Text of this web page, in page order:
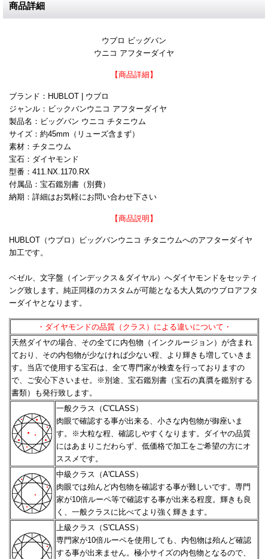
商品詳細
ウブロ ビッグバン
ウニコ アフターダイヤ
【商品詳細】
ブランド：HUBLOT | ウブロ
ジャンル：ビックバンウニコ アフターダイヤ
製品名：ビッグバン ウニコ チタニウム
サイズ：約45mm（リューズ含まず）
素材：チタニウム
宝石：ダイヤモンド
型番：411.NX.1170.RX
付属品：宝石鑑別書（別費）
納期：詳細はお気軽にお問い合わせ下さい
【商品説明】
HUBLOT（ウブロ）ビッグバンウニコ チタニウムへのアフターダイヤ
加工です。
ベゼル、文字盤（インデックス＆ダイヤル）へダイヤモンドをセッティ
ング致します。純正同様のカスタムが可能となる大人気のウブロアフタ
ーダイヤとなります。
・ダイヤモンドの品質（クラス）による違いについて・
天然ダイヤの場合、その全てに内包物（インクルージョン）が含まれ
ており、その内包物が少なければ少ない程、 より輝きも増していきま
す。当店で使用する宝石は、全て専門家が検査を行っておりますの
で、ご安心下さいませ。
※別途、宝石鑑別書（宝石の真贋を鑑別する
書類）も発行致します。
一般クラス（C'CLASS）
肉眼で確認する事が出来る、小さな内包物が御座いま
す。※大粒な程、確認しやすくなります。 ダイヤの品質
にはあまりこだわらず、低価格で加工をご希望の方にオ
ススメです。
中級クラス（A'CLASS）
肉眼では殆んど内包物を確認する事が難しいです。専門
家が10倍ルーペ等で確認する事が出来る程度。 輝きも良
く、一般クラスに比べてより強く輝きます。
上級クラス（S'CLASS）
専門家が10倍ルーペを使用しても、内包物は殆んど確認
する事が出来ません。極小サイズの内包物となるので、